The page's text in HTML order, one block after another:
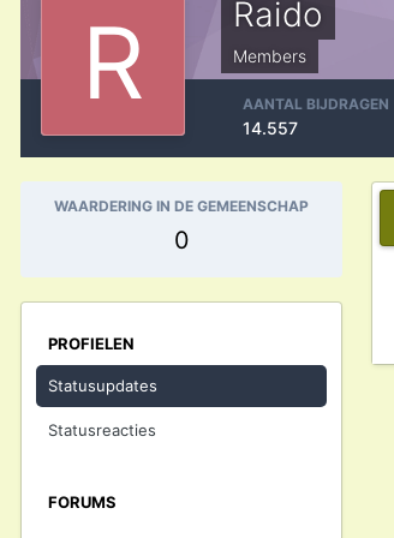
Raido
Members
AANTAL BIJDRAGEN
14.557
WAARDERING IN DE GEMEENSCHAP
0
PROFIELEN
Statusupdates
Statusreacties
FORUMS